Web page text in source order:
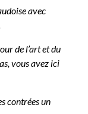
avec
de l’art et du
vous avez ici
contrées un